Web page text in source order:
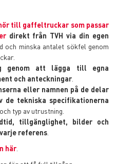
till gaffeltruckar som passar
direkt från TVH via din egen
och minska antalet sökfel genom
genom att lägga till egna
och anteckningar
eller namnen på de delar
de tekniska specifikationerna
typ av utrustning.
tillgänglighet, bilder och
referens
här